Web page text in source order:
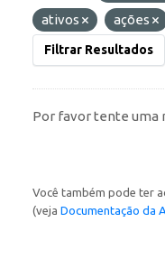
ativos
ações
Filtrar Resultados
Por favor tente uma
Você também pode ter
(veja Documentação da